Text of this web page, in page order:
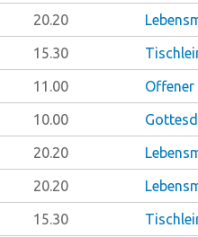
20.20
15.30
11.00
10.00
20.20
20.20
15.30